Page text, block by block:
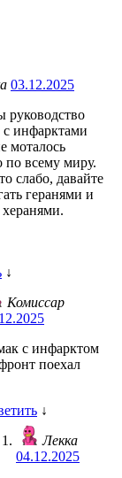
03.12.2025
руководство
инфарктами
моталось
по всему миру.
слабо, давайте
геранями и
↓
Комиссар
с инфарктом
поехал
↓
Лекка
04.12.2025